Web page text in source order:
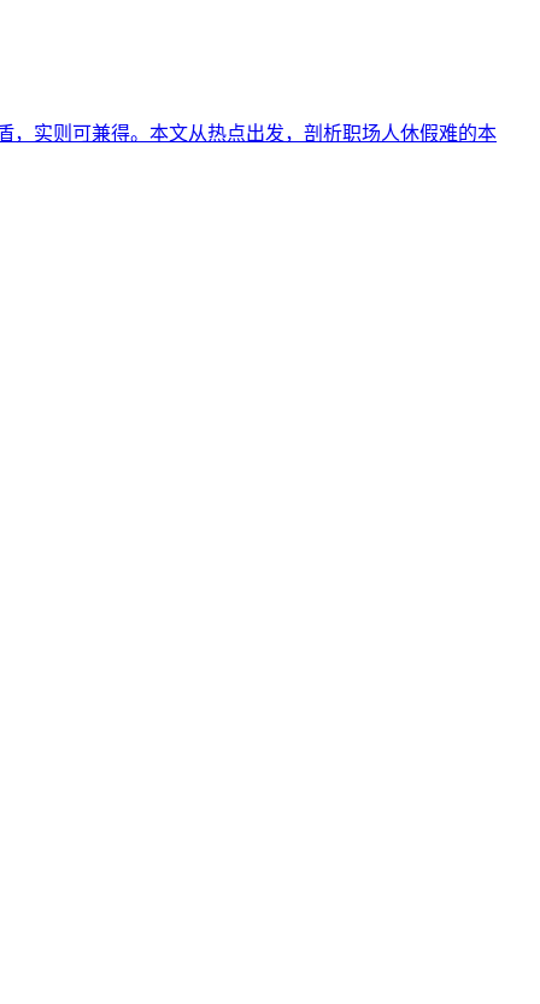
，实则可兼得。本文从热点出发，剖析职场人休假难的本